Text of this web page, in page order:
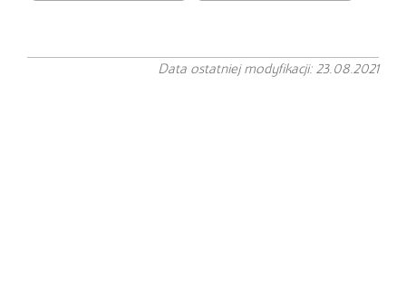
Data ostatniej modyfikacji: 23.08.2021